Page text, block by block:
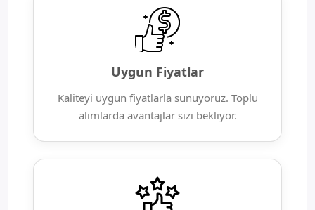
Uygun Fiyatlar
Kaliteyi uygun fiyatlarla sunuyoruz. Toplu
alımlarda avantajlar sizi bekliyor.